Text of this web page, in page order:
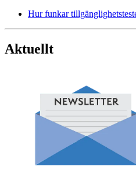
Hur funkar
Aktuellt